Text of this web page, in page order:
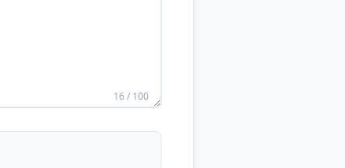
16 / 100